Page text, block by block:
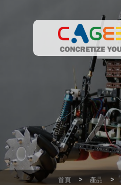
首頁 產品